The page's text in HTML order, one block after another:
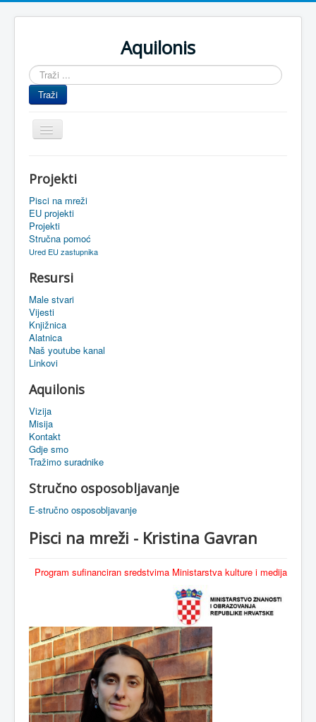
Aquilonis
Traži
...
Traži
Prikaz/Sakrivanje
navigacije
Upravljanje znanjem
Obrazovanje
Upravljanje projektima
Oaza
Sistemski alati
eMapa
Projekti
Pisci na mreži
EU projekti
Projekti
Stručna pomoć
Ured EU zastupnika
Resursi
Male stvari
Vijesti
Knjižnica
Alatnica
Naš youtube kanal
Linkovi
Aquilonis
Vizija
Misija
Kontakt
Gdje smo
Tražimo suradnike
Stručno osposobljavanje
E-stručno osposobljavanje
Pisci na mreži - Kristina Gavran
Program sufinanciran sredstvima Ministarstva kulture i medija